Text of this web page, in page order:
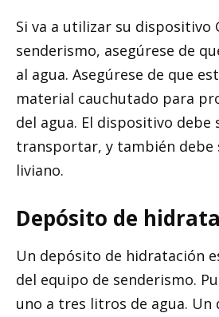
Si va a utilizar su dispositivo
senderismo, asegúrese de
al agua. Asegúrese de que
material cauchutado para
del agua. El dispositivo debe
transportar, y también debe
liviano.
Depósito de
Un depósito de hidratación
del equipo de senderismo.
uno a tres litros de agua. Un